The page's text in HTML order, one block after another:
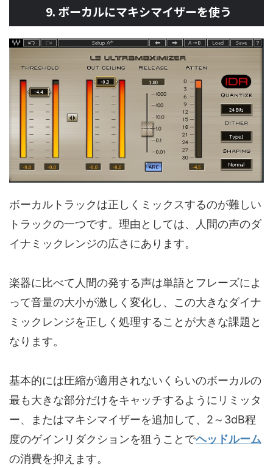
9. ボーカルにマキシマイザーを使う
ボーカルトラックは正しくミックスするのが難しい
トラックの一つです。理由としては、人間の声のダ
イナミックレンジの広さにあります。
楽器に比べて人間の発する声は単語とフレーズによ
って音量の大小が激しく変化し、この大きなダイナ
ミックレンジを正しく処理することが大きな課題と
なります。
基本的には圧縮が適用されないくらいのボーカルの
最も大きな部分だけをキャッチするようにリミッタ
ー、またはマキシマイザーを追加して、2～3dB程
度のゲインリダクションを狙うことでヘッドルーム
の消費を抑えます。